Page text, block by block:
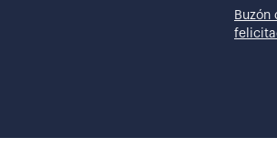
Buzón